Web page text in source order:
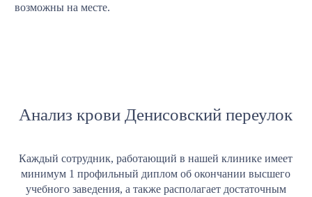
возможны на месте.
Анализ крови Денисовский переулок
Каждый сотрудник, работающий в нашей клинике имеет
минимум 1 профильный диплом об окончании высшего
учебного заведения, а также располагает достаточным